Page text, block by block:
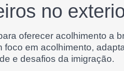
no
oferecer acolhimento a
foco em acolhimento,
e desafios da imigração.